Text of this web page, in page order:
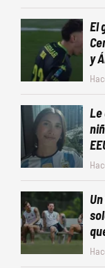
El
y
Le